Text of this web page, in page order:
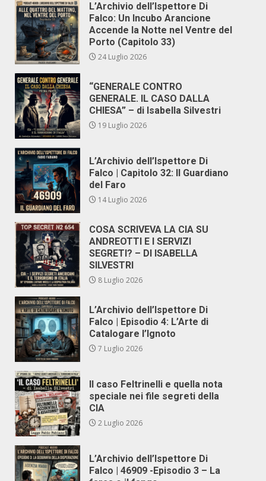
L’Archivio dell’Ispettore Di
Falco: Un Incubo Arancione
Accende la Notte nel Ventre del
Porto (Capitolo 33)
24 Luglio 2026
“GENERALE CONTRO
GENERALE. IL CASO DALLA
CHIESA” – di Isabella Silvestri
19 Luglio 2026
L’Archivio dell’Ispettore Di
Falco | Capitolo 32: Il Guardiano
del Faro
14 Luglio 2026
COSA SCRIVEVA LA CIA SU
ANDREOTTI E I SERVIZI
SEGRETI? – DI ISABELLA
SILVESTRI
8 Luglio 2026
L’Archivio dell’Ispettore Di
Falco | Episodio 4: L’Arte di
Catalogare l’Ignoto
7 Luglio 2026
Il caso Feltrinelli e quella nota
speciale nei file segreti della
CIA
2 Luglio 2026
L’Archivio dell’Ispettore Di
Falco | 46909 -Episodio 3 – La